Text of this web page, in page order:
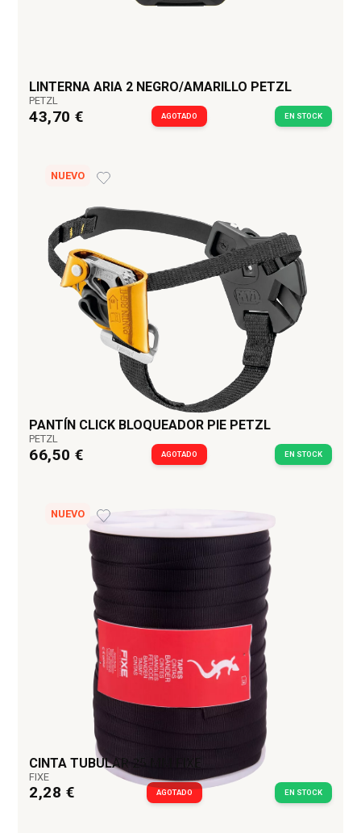
LINTERNA ARIA 2 NEGRO/AMARILLO PETZL
PETZL
43,70 € AGOTADO EN STOCK
NUEVO
PANTÍN CLICK BLOQUEADOR PIE PETZL
PETZL
66,50 € AGOTADO EN STOCK
NUEVO
CINTA TUBULAR 25 MM FIXE
FIXE
2,28 € AGOTADO EN STOCK